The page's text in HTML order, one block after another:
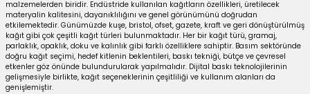
Kutuları
malzemelerden biridir. Endüstride kullanılan kağıtların özellikleri, üretilecek
materyalin kalitesini, dayanıklılığını ve genel görünümünü doğrudan
etkilemektedir. Günümüzde kuşe, bristol, ofset, gazete, kraft ve geri dönüştürülmüş
kağıt gibi çok çeşitli kağıt türleri bulunmaktadır. Her bir kağıt türü, gramaj,
parlaklık, opaklık, doku ve kalınlık gibi farklı özelliklere sahiptir. Basım sektöründe
doğru kağıt seçimi, hedef kitlenin beklentileri, baskı tekniği, bütçe ve çevresel
etkenler göz önünde bulundurularak yapılmalıdır. Dijital baskı teknolojilerinin
gelişmesiyle birlikte, kağıt seçeneklerinin çeşitliliği ve kullanım alanları da
genişlemiştir.